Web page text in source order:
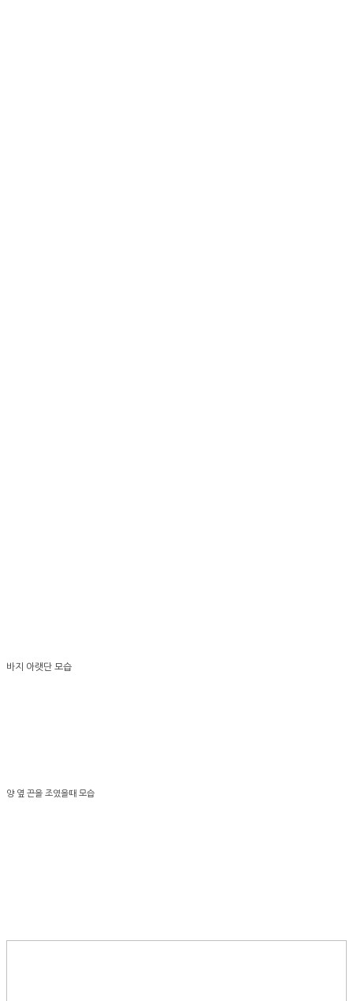
바지 아랫단 모습
양 옆 끈을 조였을때 모습